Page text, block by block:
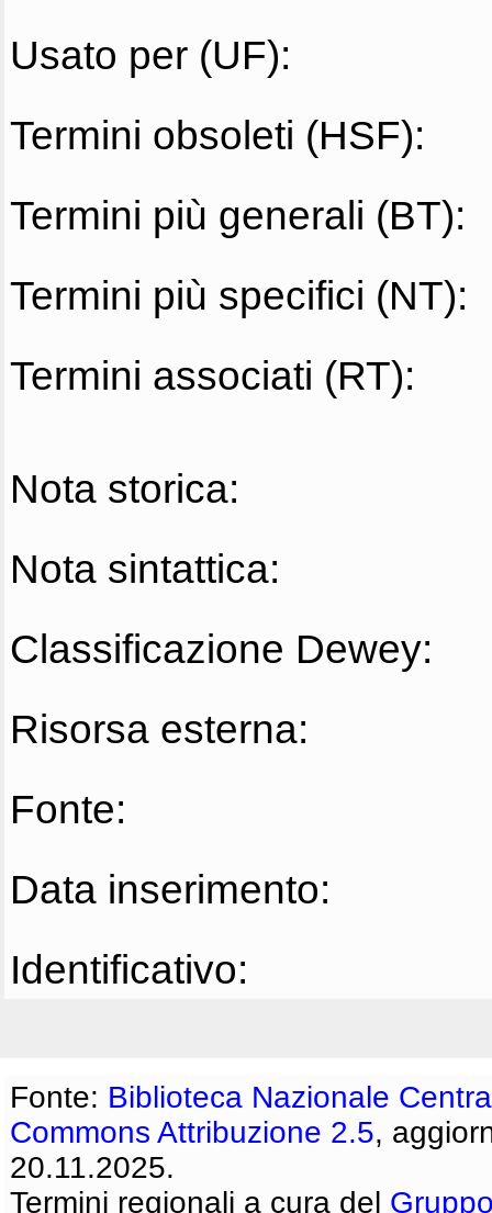
Usato per (UF):
Termini obsoleti (HSF):
Termini più generali (BT):
Termini più specifici (NT):
Termini associati (RT):
Nota storica:
Nota sintattica:
Classificazione Dewey:
Risorsa esterna:
Fonte:
Data inserimento:
Identificativo:
Fonte: Biblioteca Nazionale
Commons Attribuzione 2.5,
20.11.2025.
Termini regionali a cura del